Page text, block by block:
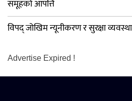
समूहको आपत्ति
विपद् जोखिम न्यूनीकरण र सुरक्षा
Advertise Expired !